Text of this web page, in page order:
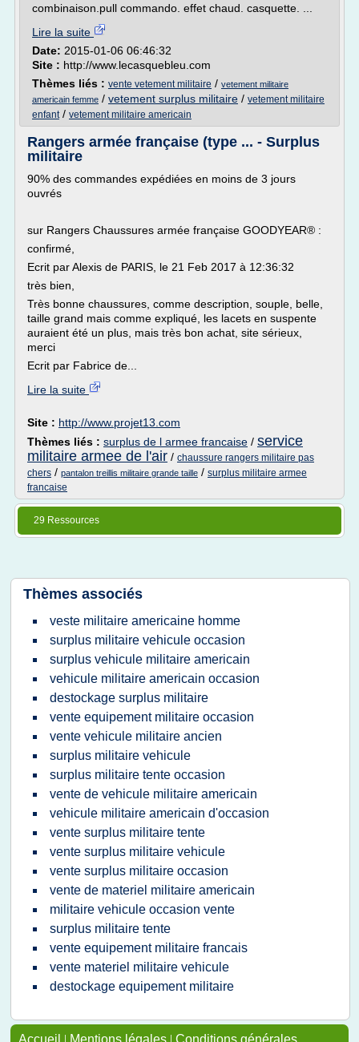
combinaison.pull commando. effet chaud. casquette. ...
Lire la suite
Date: 2015-01-06 06:46:32
Site : http://www.lecasquebleu.com
Thèmes liés : vente vetement militaire / vetement militaire
americain femme / vetement surplus militaire / vetement militaire
enfant/ vetement militaire americain
Rangers armée française (type ... - Surplus
militaire
90% des commandes expédiées en moins de 3 jours
ouvrés
sur Rangers Chaussures armée française GOODYEAR® :
confirmé,
Ecrit par Alexis de PARIS, le 21 Feb 2017 à 12:36:32
très bien,
Très bonne chaussures, comme description, souple, belle,
taille grand mais comme expliqué, les lacets en suspente
auraient été un plus, mais très bon achat, site sérieux,
merci
Ecrit par Fabrice de...
Lire la suite
Site : http://www.projet13.com
Thèmes liés : surplus de l armee francaise / service
militaire armee de l'air / chaussure rangers militaire pas
chers / pantalon treillis militaire grande taille / surplus militaire armee
francaise
29 Ressources
Thèmes associés
veste militaire americaine homme
surplus militaire vehicule occasion
surplus vehicule militaire americain
vehicule militaire americain occasion
destockage surplus militaire
vente equipement militaire occasion
vente vehicule militaire ancien
surplus militaire vehicule
surplus militaire tente occasion
vente de vehicule militaire americain
vehicule militaire americain d'occasion
vente surplus militaire tente
vente surplus militaire vehicule
vente surplus militaire occasion
vente de materiel militaire americain
militaire vehicule occasion vente
surplus militaire tente
vente equipement militaire francais
vente materiel militaire vehicule
destockage equipement militaire
Accueil | Mentions légales | Conditions générales